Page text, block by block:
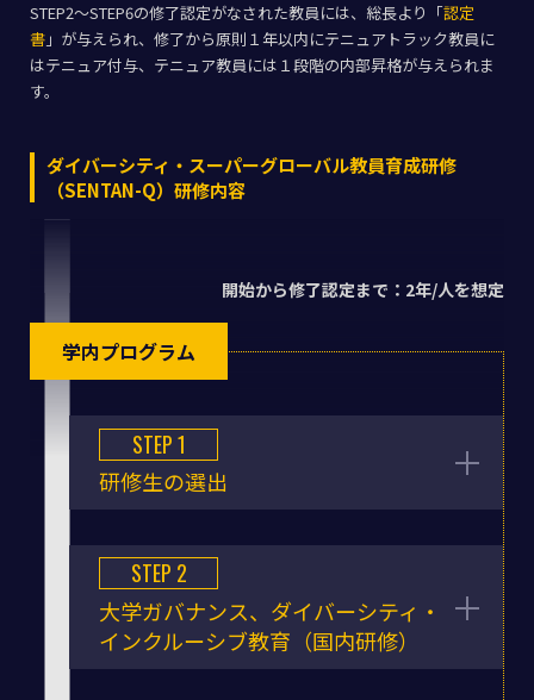
STEP2〜STEP6の修了認定がなされた教員には、総長より「認定
書 」が与えられ、修了から原則１年以内にテニュアトラック教員に
はテニュア付与、テニュア教員には１段階の内部昇格が与えられま
す。
ダイバーシティ・スーパーグローバル教員育成研修
（SENTAN-Q）研修内容
開始から修了認定まで： 2年/人を想定
学内プログラム
STEP 1
研修生の選出
STEP 2
大学ガバナンス、ダイバーシティ・
インクルーシブ教育（国内研修）